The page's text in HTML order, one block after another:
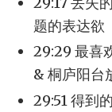
题的表达欲
29:29 最喜
& 桐庐阳台
29:51 得到